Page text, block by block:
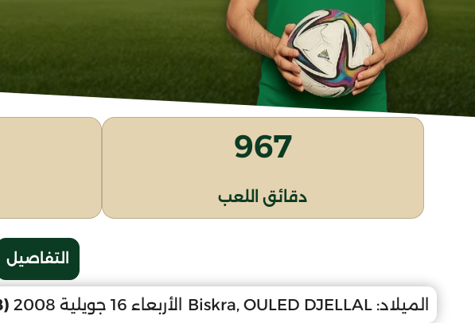
967
دقائق اللعب
التفاصيل
الميلاد: Biskra, OULED DJELLAL الأربعاء 16 جويلية 2008 (18 سنة)